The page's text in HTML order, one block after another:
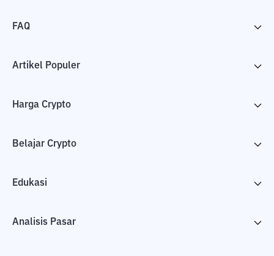
FAQ
Artikel Populer
Harga Crypto
Belajar Crypto
Edukasi
Analisis Pasar